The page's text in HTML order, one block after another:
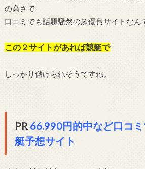
の高さで
口コミでも話題騒然の超優良サイトなん
この２サイトがあれば競艇で
しっかり儲けられそうですね。
PR 66.990円的中など口コ
艇予想サイト